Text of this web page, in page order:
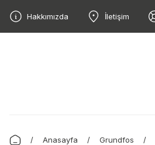
Hakkımızda İletişim
Anasayfa Grundfos